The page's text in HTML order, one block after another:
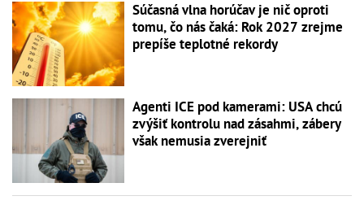
Súčasná vlna horúčav je nič oproti
tomu, čo nás čaká: Rok 2027 zrejme
prepíše teplotné rekordy
Agenti ICE pod kamerami: USA chcú
zvýšiť kontrolu nad zásahmi, zábery
však nemusia zverejniť